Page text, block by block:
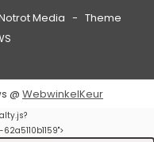
Media - Theme
@ WebwinkelKeur